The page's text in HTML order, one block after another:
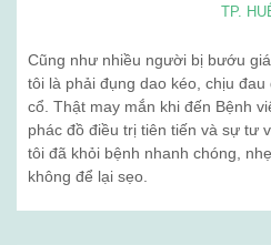
TP.
Cũng như nhiều người bị bướu
tôi là phải đụng dao kéo, chịu
cổ. Thật may mắn khi đến Bệnh
phác đồ điều trị tiên tiến và sự tư
tôi đã khỏi bệnh nhanh chóng,
không để lại sẹo.